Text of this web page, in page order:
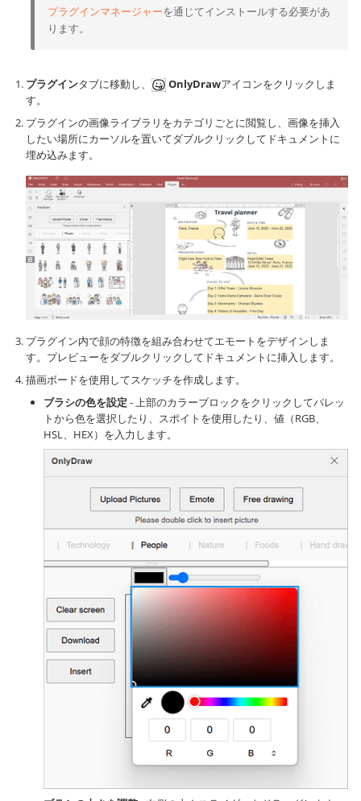
プラグインマネージャーを通じてインストールする必要があ
ります。
プラグインタブに移動し、 OnlyDrawアイコンをクリックしま
す。
プラグインの画像ライブラリをカテゴリごとに閲覧し、画像を挿入
したい場所にカーソルを置いてダブルクリックしてドキュメントに
埋め込みます。
プラグイン内で顔の特徴を組み合わせてエモートをデザインしま
す。プレビューをダブルクリックしてドキュメントに挿入します。
描画ボードを使用してスケッチを作成します。
ブラシの色を設定 - 上部のカラーブロックをクリックしてパレッ
トから色を選択したり、スポイトを使用したり、値（RGB、
HSL、HEX）を入力します。